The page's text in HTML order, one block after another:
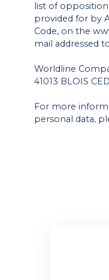
list of
provided for by
Code, on the
mail addressed
Worldline
41013 BLOIS
For more
personal data,